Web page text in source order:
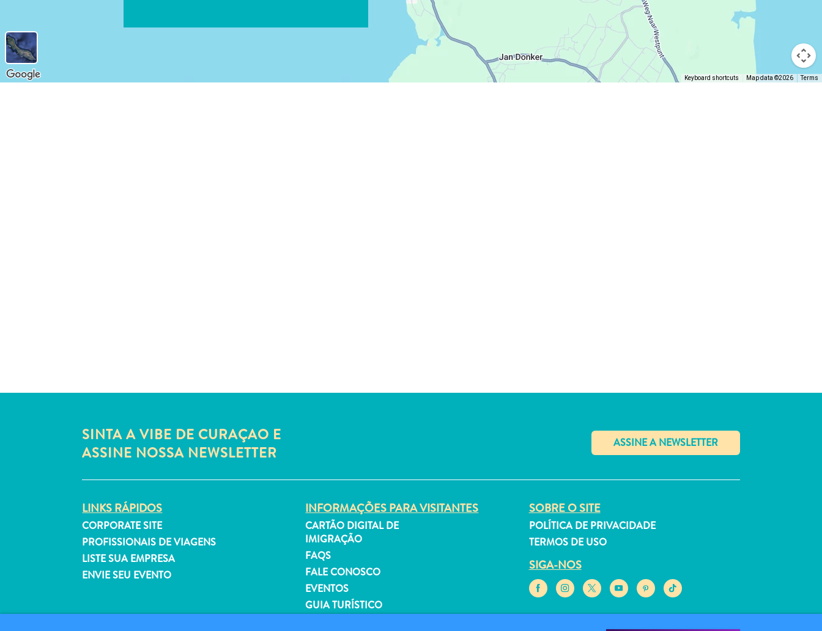
Keyboard shortcuts Map data ©2026 Terms
SINTA A VIBE DE CURAÇAO E
ASSINE NOSSA NEWSLETTER
✕
LINKS RÁPIDOS
CORPORATE SITE
PROFISSIONAIS DE VIAGENS
LISTE SUA EMPRESA
ENVIE SEU EVENTO
INFORMAÇÕES PARA VISITANTES
CARTÃO DIGITAL DE
IMIGRAÇÃO
FAQS
FALE CONOSCO
EVENTOS
GUIA TURÍSTICO
SOBRE O SITE
POLÍTICA DE PRIVACIDADE
TERMOS DE USO
SIGA-NOS